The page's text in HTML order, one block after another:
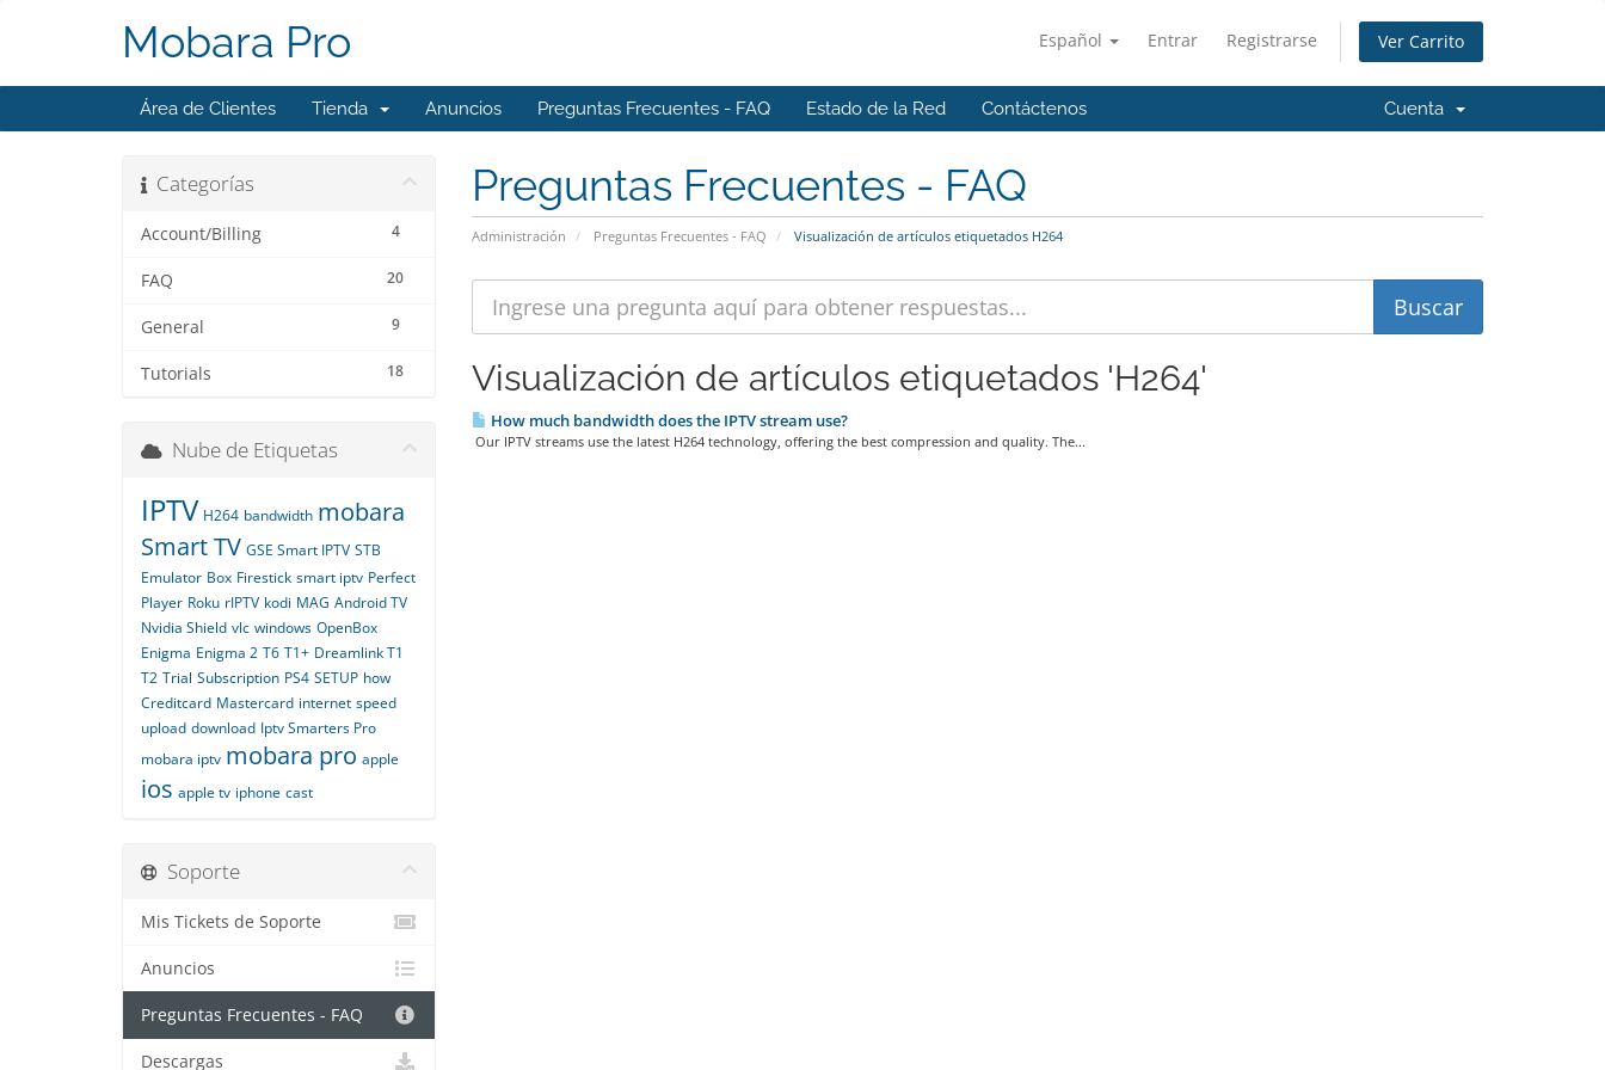
Español Entrar Registrarse Ver Carrito
Mobara Pro
Área de Clientes Tienda Anuncios Preguntas Frecuentes - FAQ Estado de la Red Contáctenos Cuenta
Preguntas Frecuentes - FAQ
Administración Preguntas Frecuentes - FAQ Visualización de artículos etiquetados H264
Categorías
4
Account/Billing
20
FAQ
9
General
18
Tutorials Visualización de artículos etiquetados 'H264'
How much bandwidth does the IPTV stream use?
Our IPTV streams use the latest H264 technology, offering the best compression and quality. The...
Nube de Etiquetas
IPTV H264 bandwidth mobara
Smart TV GSE Smart IPTV STB
Emulator Box Firestick smart iptv Perfect
Player Roku rIPTV kodi MAG Android TV
Nvidia Shield vlc windows OpenBox
Enigma Enigma 2 T6 T1+ Dreamlink T1
T2 Trial Subscription PS4 SETUP how
Creditcard Mastercard internet speed
upload download Iptv Smarters Pro
mobara iptv mobara pro apple
ios apple tv iphone cast
Soporte
Mis Tickets de Soporte
Anuncios
Preguntas Frecuentes - FAQ
Descargas